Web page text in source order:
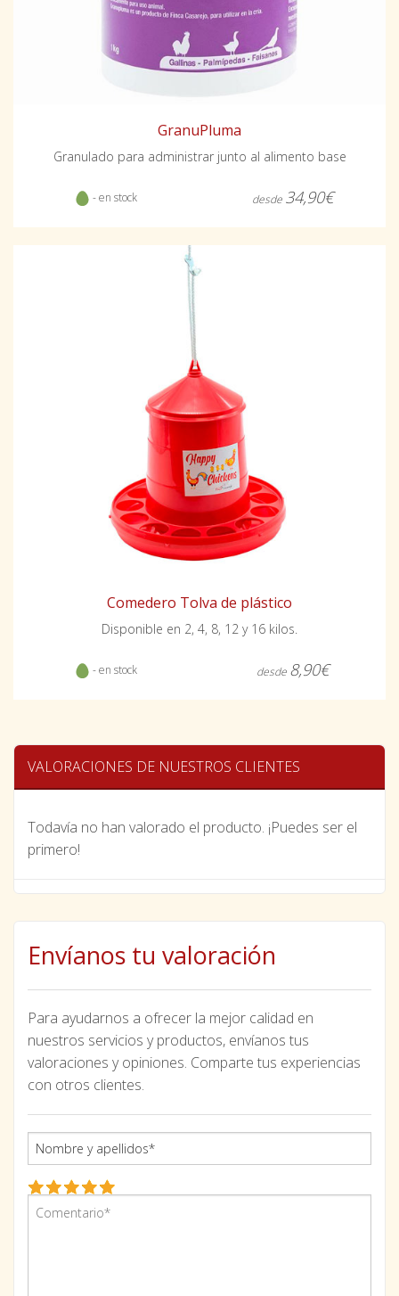
GranuPluma
Granulado para administrar junto al alimento base
- en stock desde 34,90€
Comedero Tolva de plástico
Disponible en 2, 4, 8, 12 y 16 kilos.
- en stock desde 8,90€
VALORACIONES DE NUESTROS CLIENTES
Todavía no han valorado el producto. ¡Puedes ser el
primero!
Envíanos tu valoración
Para ayudarnos a ofrecer la mejor calidad en
nuestros servicios y productos, envíanos tus
valoraciones y opiniones. Comparte tus experiencias
con otros clientes.